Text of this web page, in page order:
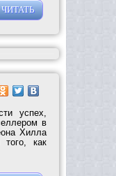
ЧИТАТЬ
успех,
в
Хилла
как